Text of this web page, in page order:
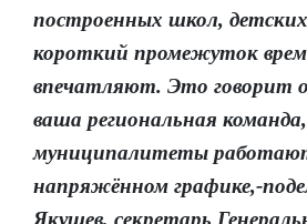
построенных школ,
короткий промежуток
впечатляют. Это говорит
ваша региональная команда,
муниципалитеты
напряжённом графике,-